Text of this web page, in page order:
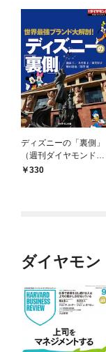
ディズニーの「裏側」
（週刊ダイヤモンド特
集BOOKS Vol.347）―
330
ダイヤモ